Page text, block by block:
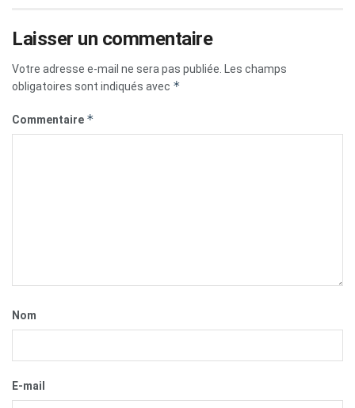
Laisser un commentaire
Votre adresse e-mail ne sera pas publiée.
Les champs
obligatoires sont indiqués avec *
Commentaire *
Nom
E-mail